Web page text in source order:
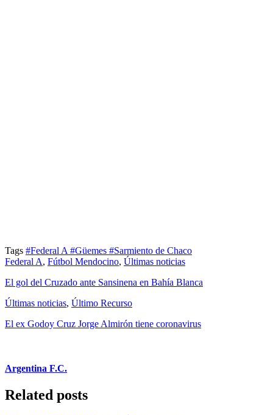
Tags #Federal A #Güemes #Sarmiento de Chaco
Federal A, Fútbol Mendocino, Últimas noticias
El gol del Cruzado ante Sansinena en Bahía Blanca
Últimas noticias, Último Recurso
El ex Godoy Cruz Jorge Almirón tiene coronavirus
Argentina F.C.
Related posts